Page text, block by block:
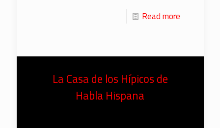
Read more
La Casa de los Hípicos de
Habla Hispana